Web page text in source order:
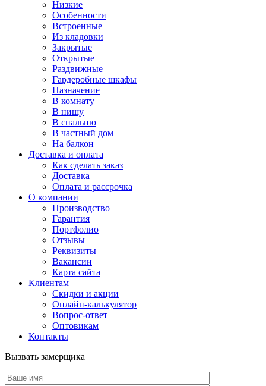
Низкие
Особенности
Встроенные
Из кладовки
Закрытые
Открытые
Раздвижные
Гардеробные шкафы
Назначение
В комнату
В нишу
В спальню
В частный дом
На балкон
Доставка и оплата
Как сделать заказ
Доставка
Оплата и рассрочка
О компании
Производство
Гарантия
Портфолио
Отзывы
Реквизиты
Вакансии
Карта сайта
Клиентам
Скидки и акции
Онлайн-калькулятор
Вопрос-ответ
Оптовикам
Контакты
Вызвать замерщика